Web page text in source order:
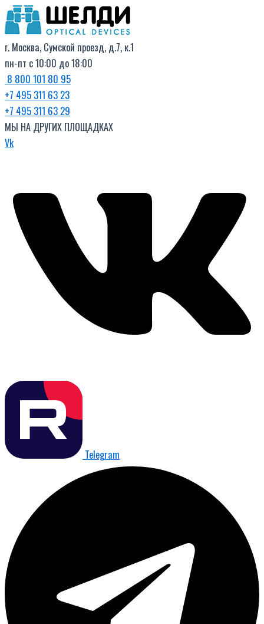
Перейти
к
содержимому
г. Москва, Сумской проезд, д.7, к.1
пн-пт с 10:00 до 18:00
8 800 101 80 95
+7 495 311 63 23
+7 495 311 63 29
МЫ НА ДРУГИХ ПЛОЩАДКАХ
Vk
Telegram
Поиск
товаров